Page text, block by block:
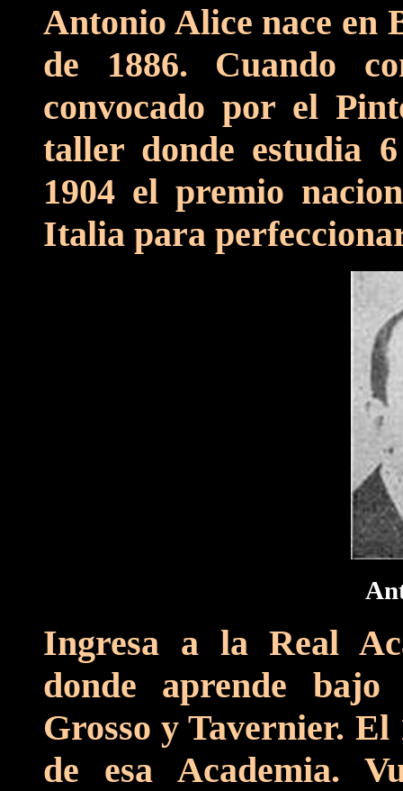
Antonio Alice nace en
de 1886. Cuando
convocado por el
taller donde estudia
1904 el premio
Italia para
Ingresa a la Real
donde aprende
Grosso y Tavernier.
de esa Academia.